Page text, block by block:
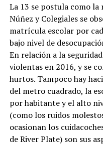
La 13 se postula como
Núñez y Colegiales se
matrícula escolar por
bajo nivel de
En relación a la
violentas en 2016, y se
hurtos. Tampoco hay
del metro cuadrado, la
por habitante y el alto
(como los ruidos
ocasionan los
de River Plate) son sus